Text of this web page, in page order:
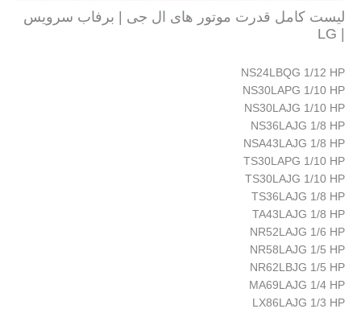
لیست کامل قدرت موتور های ال جی | برفاب سرویس
| LG
NS24LBQG 1/12 HP
NS30LAPG 1/10 HP
NS30LAJG 1/10 HP
NS36LAJG 1/8 HP
NSA43LAJG 1/8 HP
TS30LAPG 1/10 HP
TS30LAJG 1/10 HP
TS36LAJG 1/8 HP
TA43LAJG 1/8 HP
NR52LAJG 1/6 HP
NR58LAJG 1/5 HP
NR62LBJG 1/5 HP
MA69LAJG 1/4 HP
LX86LAJG 1/3 HP